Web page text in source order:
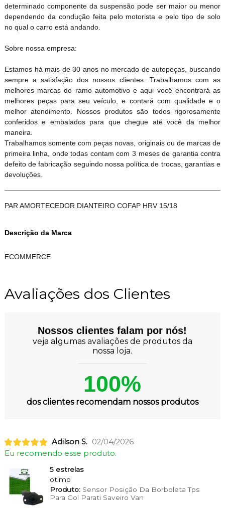
determinado componente da suspensão pode ser maior ou menor
dependendo da condução feita pelo motorista e pelo tipo de solo
no qual o carro está andando.
Sobre nossa empresa:
Estamos há mais de 30 anos no mercado de autopeças, buscando
sempre a satisfação dos nossos clientes. Trabalhamos com as
melhores marcas do ramo automotivo e aqui você encontrará as
melhores peças para seu veículo, e contará com qualidade e o
melhor atendimento. Nossos produtos são todos rigorosamente
conferidos e embalados para que chegue até você da melhor
maneira.
Trabalhamos somente com peças novas, originais ou de marcas de
primeira linha, onde todas contam com 3 meses de garantia contra
defeito de fabricação seguindo nossa política de trocas, garantias e
devoluções.
PAR AMORTECEDOR DIANTEIRO COFAP HRV 15/18
Descrição da Marca
ECOMMERCE
Avaliações dos Clientes
Nossos clientes falam por nós!
veja algumas avaliações de produtos da
nossa loja.
100%
dos clientes recomendam nossos produtos
Adilson S. 02/04/2026
Eu recomendo esse produto.
5 estrelas
otimo
Produto:Sensor Posição Da Borboleta Tps
Para Gol Parati Saveiro Van